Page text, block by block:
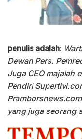
penulis adalah:
Dewan Pers.
Juga CEO majalah
Pendiri
yang juga seorang